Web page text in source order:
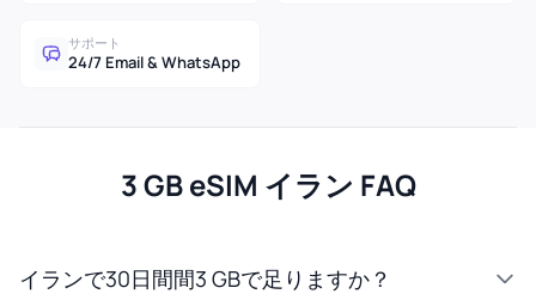
サポート
24/7 Email & WhatsApp
3 GB eSIM イラン FAQ
イランで30日間間3 GBで足りますか？